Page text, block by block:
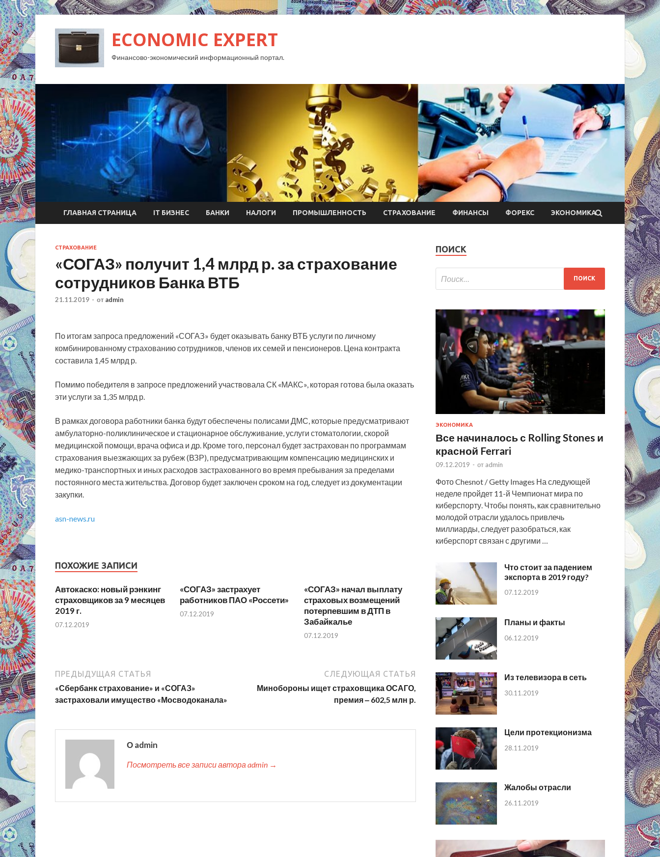
ECONOMIC EXPERT
Финансово-экономический информационный портал.
ГЛАВНАЯ СТРАНИЦА IT БИЗНЕС БАНКИ НАЛОГИ ПРОМЫШЛЕННОСТЬ СТРАХОВАНИЕ ФИНАНСЫ ФОРЕКС ЭКОНОМИКА
СТРАХОВАНИЕ
«СОГАЗ» получит 1,4 млрд р. за страхование
сотрудников Банка ВТБ
21.11.2019 - от admin
По итогам запроса предложений «СОГАЗ» будет оказывать банку ВТБ услуги по личному
комбинированному страхованию сотрудников, членов их семей и пенсионеров. Цена контракта
составила 1,45 млрд р.
Помимо победителя в запросе предложений участвовала СК «МАКС», которая готова была оказать
эти услуги за 1,35 млрд р.
В рамках договора работники банка будут обеспечены полисами ДМС, которые предусматривают
амбулаторно-поликлиническое и стационарное обслуживание, услуги стоматологии, скорой
медицинской помощи, врача офиса и др. Кроме того, персонал будет застрахован по программам
страхования выезжающих за рубеж (ВЗР), предусматривающим компенсацию медицинских и
медико-транспортных и иных расходов застрахованного во время пребывания за пределами
постоянного места жительства. Договор будет заключен сроком на год, следует из документации
закупки.
asn-news.ru
ПОХОЖИЕ ЗАПИСИ
Автокаско: новый рэнкинг
страховщиков за 9 месяцев
2019 г.
07.12.2019
«СОГАЗ» застрахует
работников ПАО «Россети»
07.12.2019
«СОГАЗ» начал выплату
страховых возмещений
потерпевшим в ДТП в
Забайкалье
07.12.2019
ПРЕДЫДУЩАЯ СТАТЬЯ
«Сбербанк страхование» и «СОГАЗ»
застраховали имущество «Мосводоканала»
СЛЕДУЮЩАЯ СТАТЬЯ
Минобороны ищет страховщика ОСАГО,
премия ‒ 602,5 млн р.
О admin
Посмотреть все записи автора admin →
ПОИСК
ЭКОНОМИКА
Все начиналось с Rolling Stones и
красной Ferrari
09.12.2019 - от admin
Фото Chesnot / Getty Images На следующей
неделе пройдет 11-й Чемпионат мира по
киберспорту. Чтобы понять, как сравнительно
молодой отрасли удалось привлечь
миллиарды, следует разобраться, как
киберспорт связан с другими …
Что стоит за падением
экспорта в 2019 году?
07.12.2019
Планы и факты
06.12.2019
Из телевизора в сеть
30.11.2019
Цели протекционизма
28.11.2019
Жалобы отрасли
26.11.2019